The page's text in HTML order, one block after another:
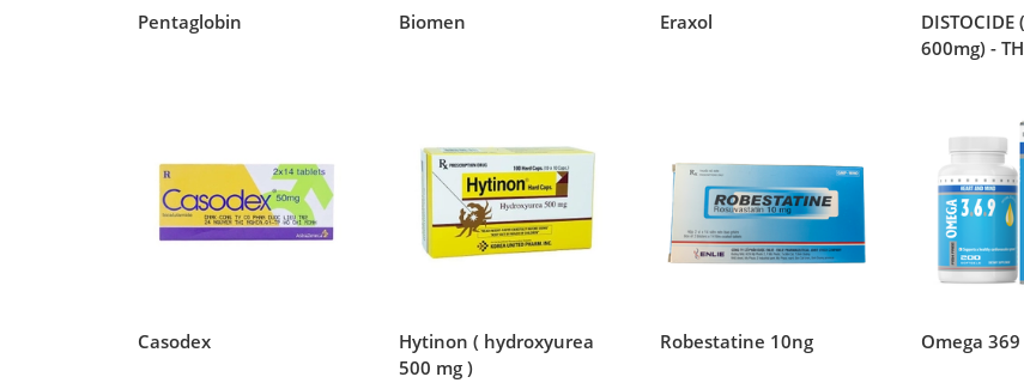
Pentaglobin Biomen Eraxol
600mg) -
Casodex
Hytinon ( hydroxyurea
500 mg )
Robestatine 10ng Omega